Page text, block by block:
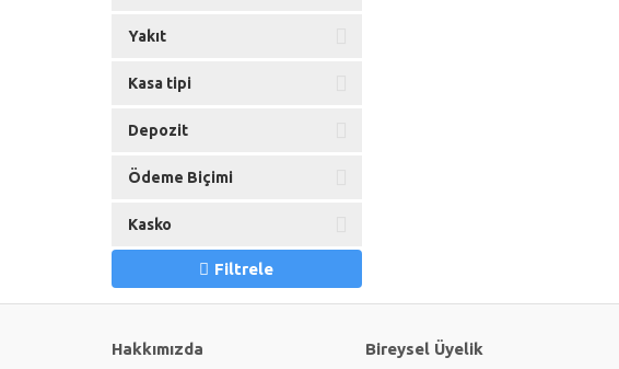
Yakıt
Kasa tipi
Depozit
Ödeme Biçimi
Kasko
Filtrele
Hakkımızda Bireysel Üyelik